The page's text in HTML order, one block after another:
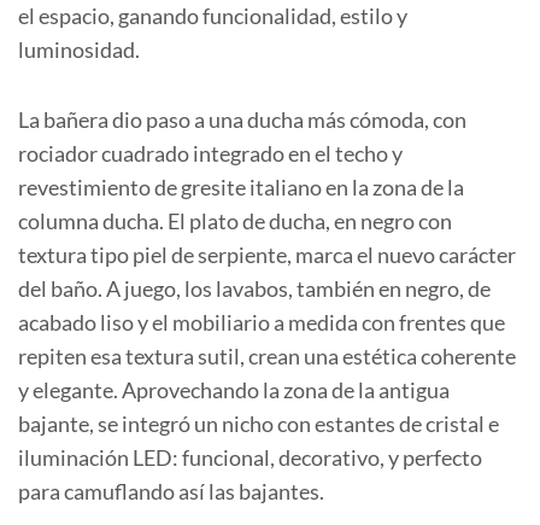
el espacio, ganando funcionalidad, estilo y
luminosidad.
La bañera dio paso a una ducha más cómoda, con
rociador cuadrado integrado en el techo y
revestimiento de gresite italiano en la zona de la
columna ducha. El plato de ducha, en negro con
textura tipo piel de serpiente, marca el nuevo carácter
del baño. A juego, los lavabos, también en negro, de
acabado liso y el mobiliario a medida con frentes que
repiten esa textura sutil, crean una estética coherente
y elegante. Aprovechando la zona de la antigua
bajante, se integró un nicho con estantes de cristal e
iluminación LED: funcional, decorativo, y perfecto
para camuflando así las bajantes.